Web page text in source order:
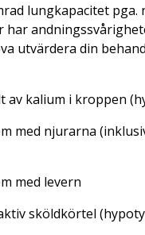
lungkapacitet pga.
har
utvärdera din
av kalium i kroppen
med njurarna
med levern
sköldkörtel